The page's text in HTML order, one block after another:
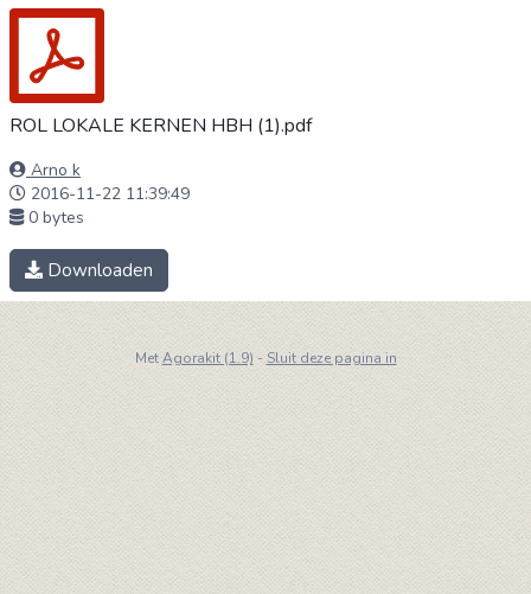
ROL LOKALE KERNEN HBH (1).pdf
Arno k
2016-11-22 11:39:49
0 bytes
Downloaden
MetAgorakit (1.9) - Sluit deze pagina in